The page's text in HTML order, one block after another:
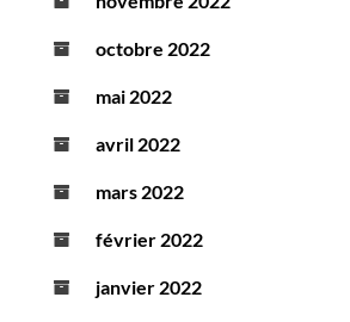
octobre 2022
mai 2022
avril 2022
mars 2022
février 2022
janvier 2022